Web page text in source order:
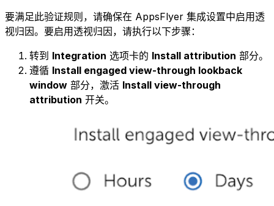
要满足此验证规则，请确保在 AppsFlyer 集成设置中启用透
视归因。要启用透视归因，请执行以下步骤：
转到 Integration 选项卡的 Install attribution 部分。
遵循 Install engaged view-through lookback
window 部分，激活 Install view-through
attribution 开关。